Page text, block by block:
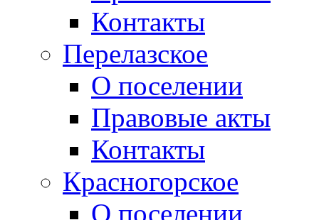
Контакты
Перелазское
О поселении
Правовые акты
Контакты
Красногорское
О поселении